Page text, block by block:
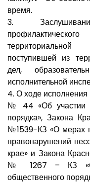
время.
3.
поступившей из
дел,
исполнительной
4. О ходе исполнения
№ 44 «Об участии
порядка», Закона
№1539-КЗ «О мерах
правонарушений
крае» и Закона
№ 1267 – КЗ «Об
общественного